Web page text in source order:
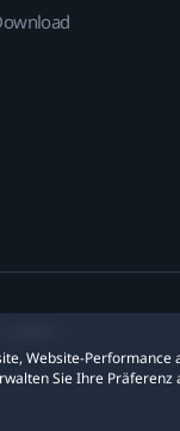
Website-
Sie Ihre